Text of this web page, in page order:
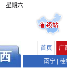
星期六
首页
广
南宁
桂